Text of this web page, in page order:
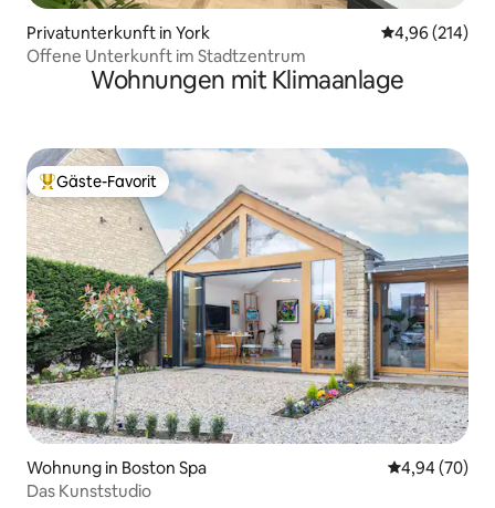
Privatunterkunft in York
4,96 (214)
Offene Unterkunft im Stadtzentrum
Wohnungen mit Klimaanlage
Beliebter Gäste-Favorit.
Gäste-Favorit
Wohnung in Boston Spa
4,94 (70)
Das Kunststudio